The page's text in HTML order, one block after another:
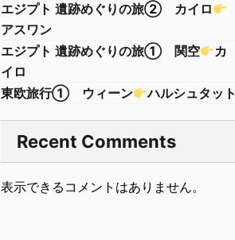
エジプト 遺跡めぐりの旅② カイロ
アスワン
エジプト 遺跡めぐりの旅➀ 関空
カ
イロ
東欧旅行① ウィーン
ハルシュタット
Recent Comments
表示できるコメントはありません。